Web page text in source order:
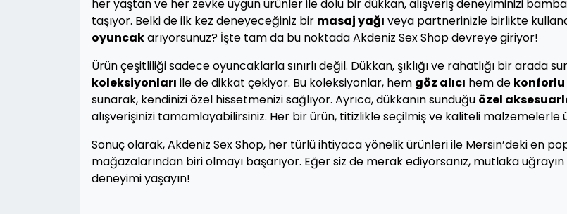
her yaştan ve her zevke uygun ürünler ile dolu bir dükkan, alışveriş deneyiminizi
taşıyor. Belki de ilk kez deneyeceğiniz bir masaj yağı veya partnerinizle birlikte
oyuncakarıyorsunuz? İşte tam da bu noktada Akdeniz Sex Shop devreye giriyor!
Ürün çeşitliliği sadece oyuncaklarla sınırlı değil. Dükkan, şıklığı ve rahatlığı bir arada
koleksiyonları ile de dikkat çekiyor. Bu koleksiyonlar, hem göz alıcı hem de konforlu
sunarak, kendinizi özel hissetmenizi sağlıyor. Ayrıca, dükkanın sunduğu özel
alışverişinizi tamamlayabilirsiniz. Her bir ürün, titizlikle seçilmiş ve kaliteli malzemelerle
Sonuç olarak, Akdeniz Sex Shop, her türlü ihtiyaca yönelik ürünleri ile Mersin’deki en
mağazalarından biri olmayı başarıyor. Eğer siz de merak ediyorsanız, mutlaka uğrayın
deneyimi yaşayın!